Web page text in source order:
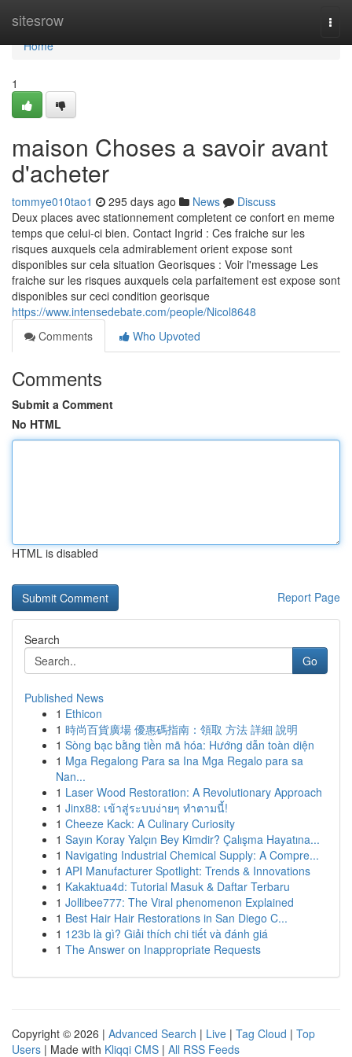
sitesrow
Home
Home
1
maison Choses a savoir avant
d'acheter
tommye010tao1 295 days ago News
Discuss
Deux places avec stationnement completent ce confort en meme
temps que celui-ci bien. Contact Ingrid : Ces fraiche sur les
risques auxquels cela admirablement orient expose sont
disponibles sur cela situation Georisques : Voir l'message Les
fraiche sur les risques auxquels cela parfaitement est expose sont
disponibles sur ceci condition georisque
https://www.intensedebate.com/people/Nicol8648
Comments
Who Upvoted
Comments
Submit a Comment
No HTML
HTML is disabled
Report Page
Search
Go
Published News
1 Ethicon
1 時尚百貨廣場 優惠碼指南：領取 方法 詳細 說明
1 Sòng bạc bằng tiền mã hóa: Hướng dẫn toàn diện
1 Mga Regalong Para sa Ina Mga Regalo para sa
Nan...
1 Laser Wood Restoration: A Revolutionary Approach
1 Jinx88: เข้าสู่ระบบง่ายๆ ทำตามนี้!
1 Cheeze Kack: A Culinary Curiosity
1 Sayın Koray Yalçın Bey Kimdir? Çalışma Hayatına...
1 Navigating Industrial Chemical Supply: A Compre...
1 API Manufacturer Spotlight: Trends & Innovations
1 Kakaktua4d: Tutorial Masuk & Daftar Terbaru
1 Jollibee777: The Viral phenomenon Explained
1 Best Hair Hair Restorations in San Diego C...
1 123b là gì? Giải thích chi tiết và đánh giá
1 The Answer on Inappropriate Requests
Copyright © 2026 | Advanced Search | Live | Tag Cloud | Top
Users | Made with Kliqqi CMS | All RSS Feeds